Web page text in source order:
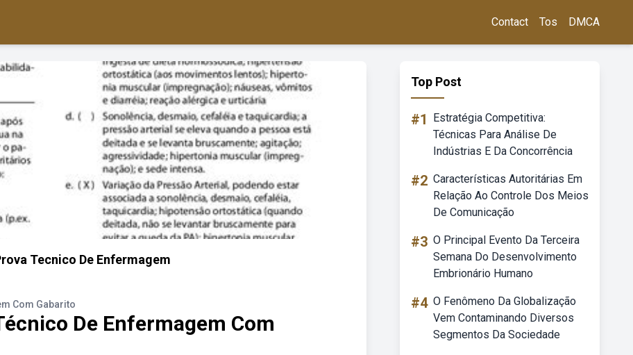
Contact Tos DMCA
Tecnico De Enfermagem
Com Gabarito
De Enfermagem Com
Top Post
#1
Estratégia Competitiva:
Técnicas Para Análise De
Indústrias E Da Concorrência
#2 Características Autoritárias Em
Relação Ao Controle Dos Meios
De Comunicação
#3 O Principal Evento Da Terceira
Semana Do Desenvolvimento
Embrionário Humano
#4 O Fenômeno Da Globalização
Vem Contaminando Diversos
Segmentos Da Sociedade